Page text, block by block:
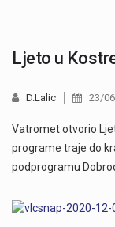
Ljeto u
D.Lalic 23/
Vatromet otvorio
programe traje do
podprogramu